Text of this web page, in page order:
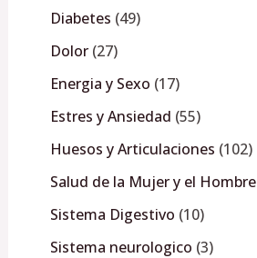
Diabetes 49
Dolor 27
Energia y Sexo 17
Estres y Ansiedad 55
Huesos y Articulaciones 102
Salud de la Mujer y el Hombre
Sistema Digestivo 10
Sistema neurologico 3